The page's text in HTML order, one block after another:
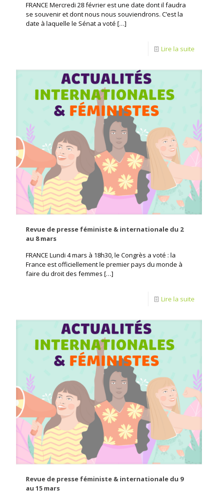
FRANCE Mercredi 28 février est une date dont il faudra
se souvenir et dont nous nous souviendrons. C’est la
date à laquelle le Sénat a voté […]
Lire la suite
Revue de presse féministe & internationale du 2
au 8 mars
FRANCE Lundi 4 mars à 18h30, le Congrès a voté : la
France est officiellement le premier pays du monde à
faire du droit des femmes […]
Lire la suite
Revue de presse féministe & internationale du 9
au 15 mars